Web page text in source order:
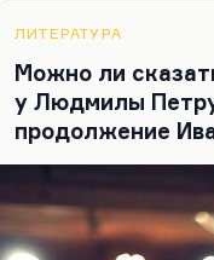
ЛИТЕРАТУРА
Можно ли
у Людмилы
продолжение